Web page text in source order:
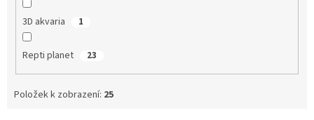
3D akvaria 1
Repti planet 23
Položek k zobrazení: 25